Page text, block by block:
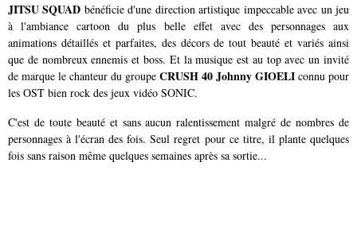
JITSU SQUAD bénéficie d'une direction artistique impeccable avec un jeu
à l'ambiance cartoon du plus belle effet avec des personnages aux
animations détaillés et parfaites, des décors de tout beauté et variés ainsi
que de nombreux ennemis et boss. Et la musique est au top avec un invité
de marque le chanteur du groupe CRUSH 40 Johnny GIOELI connu pour
les OST bien rock des jeux vidéo SONIC.
C'est de toute beauté et sans aucun ralentissement malgré de nombres de
personnages à l'écran des fois. Seul regret pour ce titre, il plante quelques
fois sans raison même quelques semaines après sa sortie...